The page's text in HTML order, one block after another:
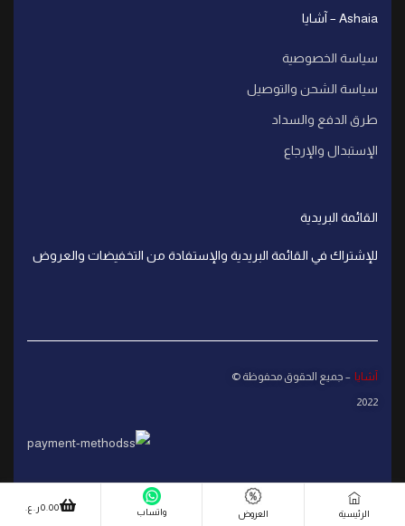
Ashaia – آشايا
سياسة الخصوصية
سياسة الشحن والتوصيل
طرق الدفع والسداد
الإستبدال والإرجاع
القائمة البريدية
للإشتراك في القائمة البريدية والإستفادة من التخفيضات والعروض
آشايا – جميع الحقوق محفوظة ©
2022
الرئيسية العروض واتساب 0.00ر.ع.